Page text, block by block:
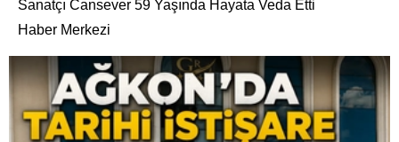
Sanatçı Cansever 59 Yaşında Hayata Veda Etti
Haber Merkezi